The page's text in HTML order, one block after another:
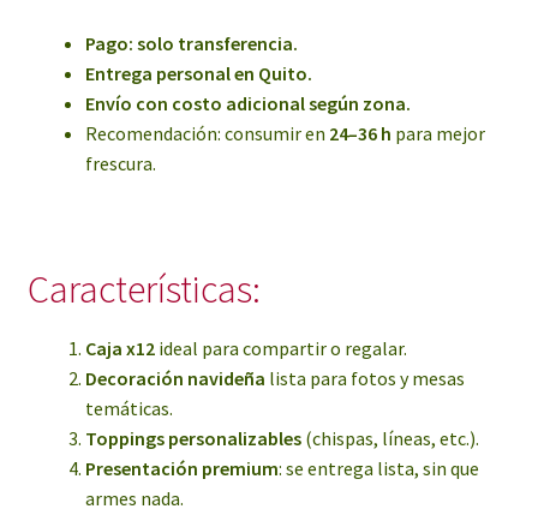
Pago: solo transferencia.
Entrega personal en Quito.
Envío con costo adicional según zona.
Recomendación: consumir en 24–36 h para mejor
frescura.
Características:
Caja x12ideal para compartir o regalar.
Decoración navideña lista para fotos y mesas
temáticas.
Toppings personalizables(chispas, líneas, etc.).
Presentación premium: se entrega lista, sin que
armes nada.